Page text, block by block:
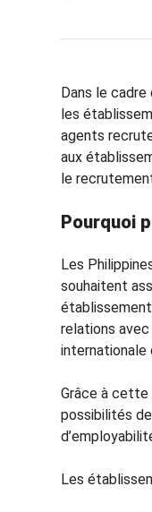
Dans le
les
agents
aux
le
Pourquoi
Les
souhaitent
relations
Grâce à cette
possibilités
Les